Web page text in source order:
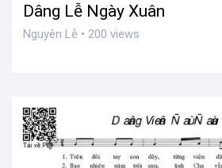
Dâng Lễ Ngày Xuân
Nguyên Lễ • 200 views